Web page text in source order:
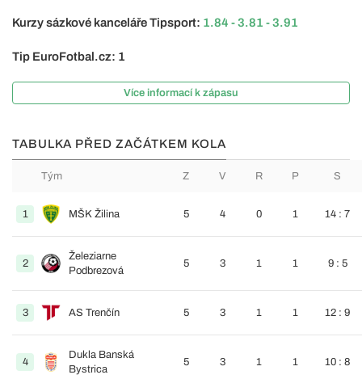
Kurzy sázkové kanceláře Tipsport: 1.84 - 3.81 - 3.91
Tip EuroFotbal.cz: 1
Více informací k zápasu
TABULKA PŘED ZAČÁTKEM KOLA
Tým Z V R P S
1 MŠK Žilina 5 4 0 1 14 : 7
2
Železiarne
Podbrezová
5 3 1 1 9 : 5
3 AS Trenčín 5 3 1 1 12 : 9
4
Dukla Banská
Bystrica
5 3 1 1 10 : 8